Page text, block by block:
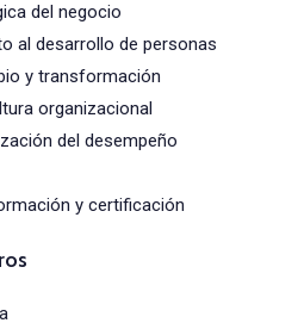
del negocio
al desarrollo de personas
y transformación
organizacional
del desempeño
y certificación